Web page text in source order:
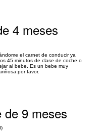
4 meses
el carnet de conducir ya
45 minutos de clase de coche o
al bebe. Es un bebe muy
por favor.
de 9 meses